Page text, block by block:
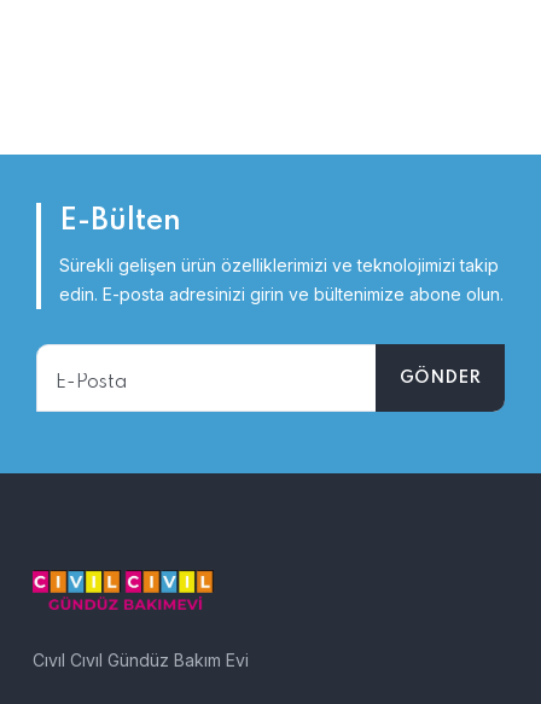
E-Bülten
Sürekli gelişen ürün özelliklerimizi ve teknolojimizi takip
edin. E-posta adresinizi girin ve bültenimize abone olun.
Cıvıl Cıvıl Gündüz Bakım Evi